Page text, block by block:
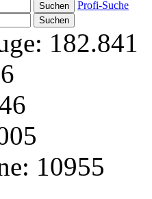
Profi-Suche
182.841
10955